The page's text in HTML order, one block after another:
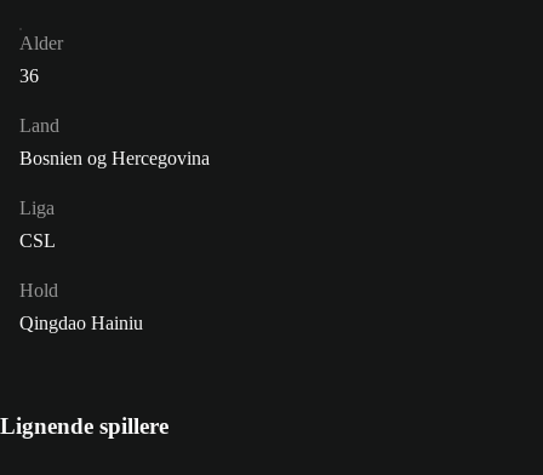
Alder
36
Land
Bosnien og Hercegovina
Liga
CSL
Hold
Qingdao Hainiu
Lignende spillere